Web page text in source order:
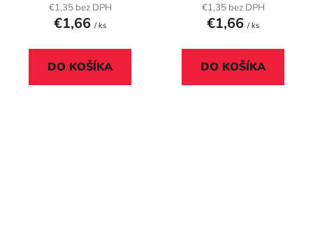
€1,35 bez DPH
€1,66 / ks
DO KOŠÍKA
€1,35 bez DPH
€1,66 / ks
DO KOŠÍKA